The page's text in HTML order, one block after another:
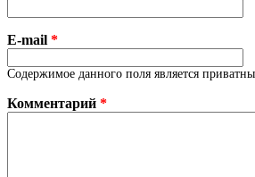
E-mail *
Содержимое данного поля является
Комментарий *